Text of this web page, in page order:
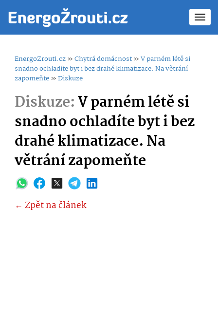
EnergoZrouti.cz»Chytrá domácnost»V parném létě si
snadno ochladíte byt i bez drahé klimatizace. Na větrání
zapomeňte»Diskuze
Diskuze:V parném létě si
snadno ochladíte byt i bez
drahé klimatizace. Na
větrání zapomeňte
← Zpět na článek